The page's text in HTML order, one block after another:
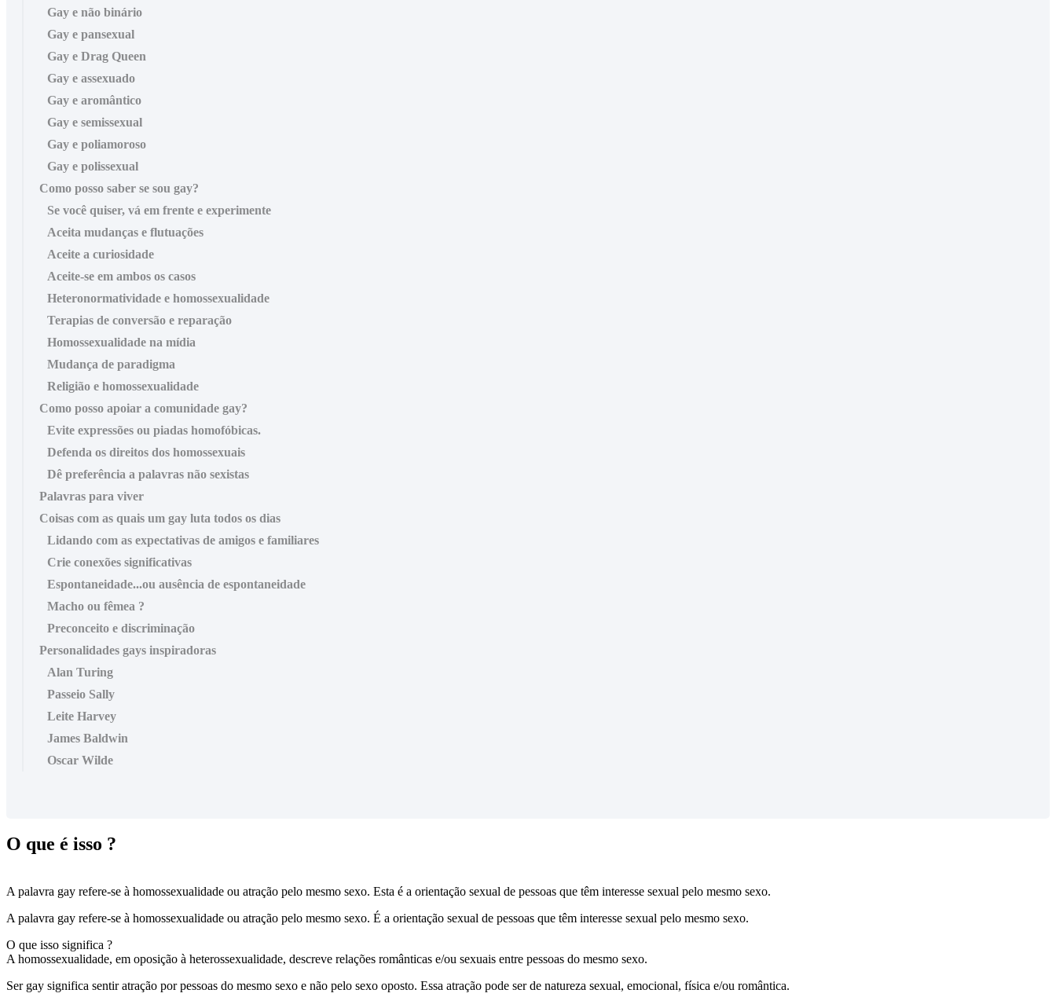
Gay e não binário
Gay e pansexual
Gay e Drag Queen
Gay e assexuado
Gay e aromântico
Gay e semissexual
Gay e poliamoroso
Gay e polissexual
Como posso saber se sou gay?
Se você quiser, vá em frente e experimente
Aceita mudanças e flutuações
Aceite a curiosidade
Aceite-se em ambos os casos
Heteronormatividade e homossexualidade
Terapias de conversão e reparação
Homossexualidade na mídia
Mudança de paradigma
Religião e homossexualidade
Como posso apoiar a comunidade gay?
Evite expressões ou piadas homofóbicas.
Defenda os direitos dos homossexuais
Dê preferência a palavras não sexistas
Palavras para viver
Coisas com as quais um gay luta todos os dias
Lidando com as expectativas de amigos e familiares
Crie conexões significativas
Espontaneidade...ou ausência de espontaneidade
Macho ou fêmea ?
Preconceito e discriminação
Personalidades gays inspiradoras
Alan Turing
Passeio Sally
Leite Harvey
James Baldwin
Oscar Wilde
O que é isso ?
A palavra gay refere-se à homossexualidade ou atração pelo mesmo sexo. Esta é a orientação sexual de pessoas que têm interesse sexual pelo mesmo sexo.
A palavra gay refere-se à homossexualidade ou atração pelo mesmo sexo. É a orientação sexual de pessoas que têm interesse sexual pelo mesmo sexo.
O que isso significa ?
A homossexualidade, em oposição à heterossexualidade, descreve relações românticas e/ou sexuais entre pessoas do mesmo sexo.
Ser gay significa sentir atração por pessoas do mesmo sexo e não pelo sexo oposto. Essa atração pode ser de natureza sexual, emocional, física e/ou romântica.